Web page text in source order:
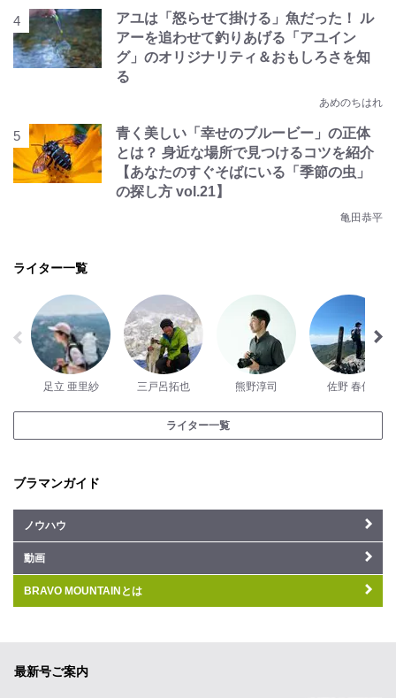
アユは「怒らせて掛ける」魚だった！ ル
アーを追わせて釣りあげる「アユイン
グ」のオリジナリティ＆おもしろさを知
る
あめのちはれ
青く美しい「幸せのブルービー」の正体
とは？ 身近な場所で見つけるコツを紹介
【あなたのすぐそばにいる「季節の虫」
の探し方 vol.21】
亀田恭平
ライター一覧
足立 亜里紗 三戸呂拓也 熊野淳司 佐野 春佳
ライター一覧
ブラマンガイド
ノウハウ
動画
BRAVO MOUNTAINとは
最新号ご案内